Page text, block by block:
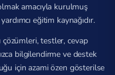
amacıyla kurulmuş
eğitim kaynağıdır.
testler, cevap
bilgilendirme ve destek
için azami özen gösterilse